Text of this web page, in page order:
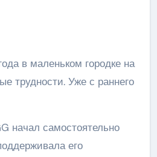
в маленьком городке на
трудности. Уже с раннего
начал самостоятельно
его